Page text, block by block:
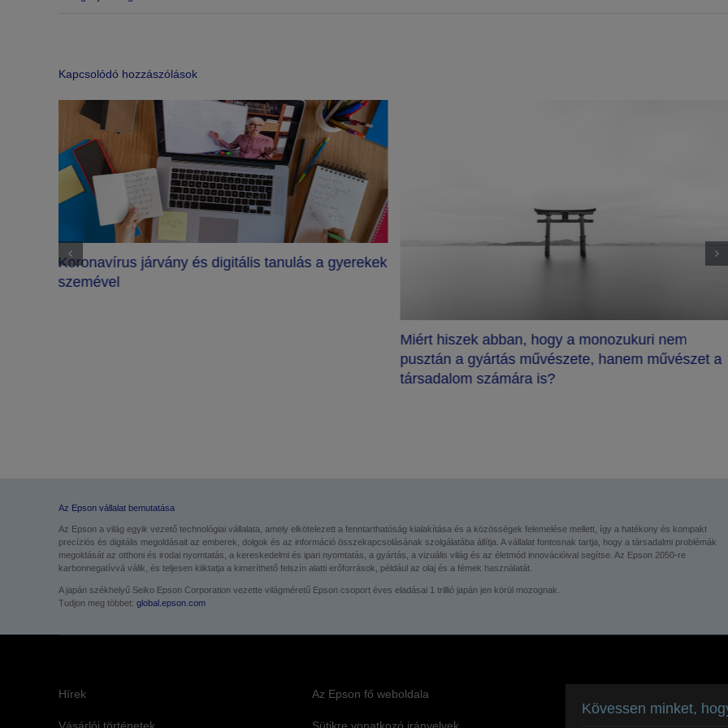
Kapcsolódó hozzászólások
Koronavírus járvány és digitális tanulás a gyerekek
szemével
Miért hiszek abban, hogy a monozukuri nem
pusztán a gyártás művészete, hanem művészet a
társadalom számára is?
Az Epson vállalat bemutatása
Az Epson a világ egyik vezető technológiai vállalata, amely elkötelezett a fenntarthatóság kialakítása és a közösségek felemelése mellett, így a hatékony és kompakt
precíziós és digitális megoldásait az emberek, dolgok és az információ összekapcsolásának szolgálatába állítja. A vállalat fontosnak tartja, hogy a társadalmi problémák
megoldását az otthoni és irodai nyomtatás, a kereskedelmi és ipari nyomtatás, a gyártás, a vizuális világ és az életmód innovációival segítse. Az Epson 2050-re
karbonnegatívvá válik, és teljesen kiiktatja a kimeríthető felszín alatti erőforrások, például az olaj és a fémek használatát.
A japán székhelyű Seiko Epson Corporation vezette világméretű Epson csoport éves eladásai 1 trillió japán jen körül mozognak.
Tudjon meg többet: global.epson.com
Hírek Az Epson fő weboldala
Kövessen minket,